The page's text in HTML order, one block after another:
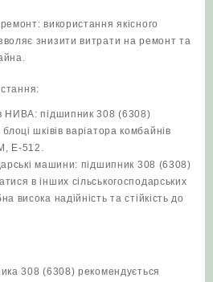
використання якісного
знизити витрати на ремонт та
НИВА: підшипник 308 (6308)
шківів варіатора комбайнів
Е-512.
машини: підшипник 308 (6308)
в інших сільськогосподарських
висока надійність та стійкість до
308 (6308) рекомендується